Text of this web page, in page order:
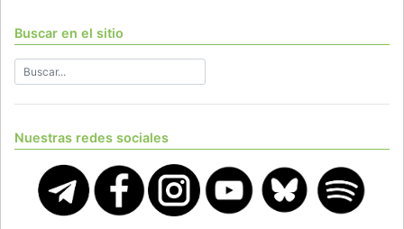
Buscar en el sitio
Nuestras redes sociales